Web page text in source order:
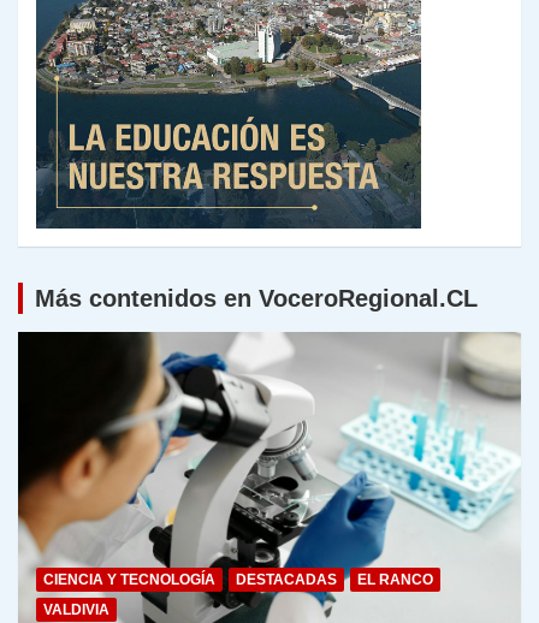
Más contenidos en VoceroRegional.CL
CIENCIA Y TECNOLOGÍA DESTACADAS
EL RANCO
VALDIVIA